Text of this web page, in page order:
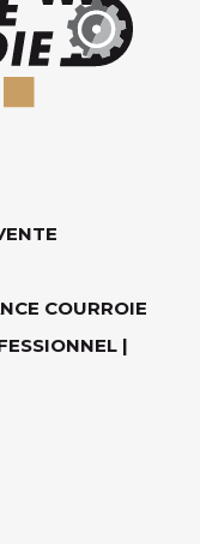
COURROIE
|